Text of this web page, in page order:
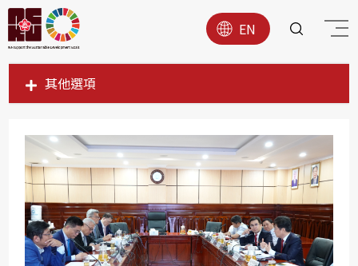
EN
其他選項
SDG1
SDG3
SDG4
SDG5
SDG6